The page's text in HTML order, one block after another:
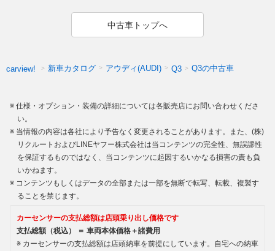
中古車トップへ
carview! 新車カタログ アウディ(AUDI) Q3 Q3の中古車
仕様・オプション・装備の詳細については各販売店にお問い合わせくださ
い。
当情報の内容は各社により予告なく変更されることがあります。また、(株)
リクルートおよびLINEヤフー株式会社は当コンテンツの完全性、無誤謬性
を保証するものではなく、当コンテンツに起因するいかなる損害の責も負
いかねます。
コンテンツもしくはデータの全部または一部を無断で転写、転載、複製す
ることを禁じます。
カーセンサーの支払総額は店頭乗り出し価格です
支払総額（税込） ＝ 車両本体価格＋諸費用
カーセンサーの支払総額は店頭納車を前提にしています。自宅への納車